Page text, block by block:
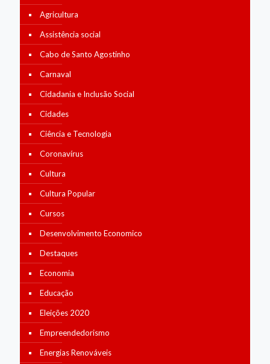
Agricultura
Assistência social
Cabo de Santo Agostinho
Carnaval
Cidadania e Inclusão Social
Cidades
Ciência e Tecnologia
Coronavírus
Cultura
Cultura Popular
Cursos
Desenvolvimento Economico
Destaques
Economia
Educação
Eleições 2020
Empreendedorismo
Energias Renováveis